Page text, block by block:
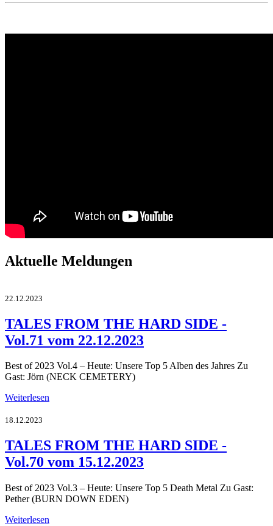
Aktuelle Meldungen
22.12.2023
TALES FROM THE HARD SIDE -
Vol.71 vom 22.12.2023
Best of 2023 Vol.4 – Heute: Unsere Top 5 Alben des Jahres Zu
Gast: Jörn (NECK CEMETERY)
Weiterlesen
18.12.2023
TALES FROM THE HARD SIDE -
Vol.70 vom 15.12.2023
Best of 2023 Vol.3 – Heute: Unsere Top 5 Death Metal Zu Gast:
Pether (BURN DOWN EDEN)
Weiterlesen